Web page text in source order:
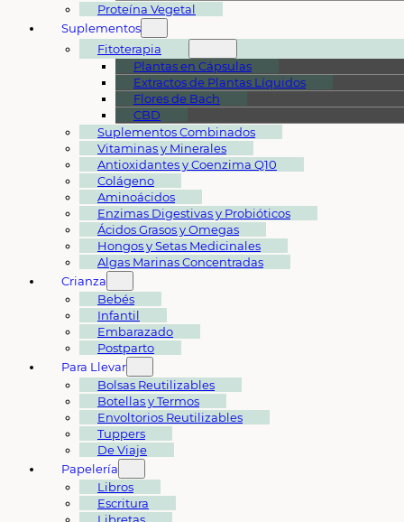
Proteína Vegetal
Suplementos
Fitoterapia
Plantas en Cápsulas
Extractos de Plantas Líquidos
Flores de Bach
CBD
Suplementos Combinados
Vitaminas y Minerales
Antioxidantes y Coenzima Q10
Colágeno
Aminoácidos
Enzimas Digestivas y Probióticos
Ácidos Grasos y Omegas
Hongos y Setas Medicinales
Algas Marinas Concentradas
Crianza
Bebés
Infantil
Embarazado
Postparto
Para Llevar
Bolsas Reutilizables
Botellas y Termos
Envoltorios Reutilizables
Tuppers
De Viaje
Papelería
Libros
Escritura
Libretas